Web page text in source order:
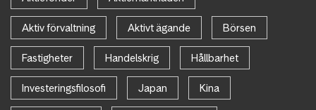
Aktiv förvaltning Aktivt ägande Börsen
Fastigheter Handelskrig Hållbarhet
Investeringsfilosofi Japan Kina